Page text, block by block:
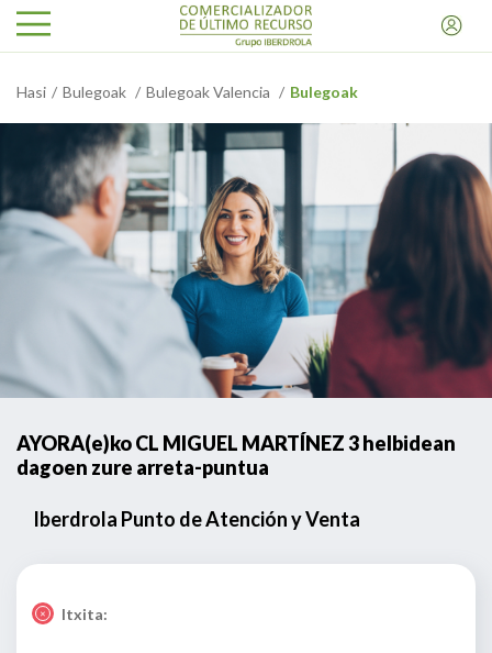
Hasi Bulegoak Bulegoak Valencia Bulegoak
AYORA(e)ko CL MIGUEL MARTÍNEZ 3 helbidean
dagoen zure arreta-puntua
Iberdrola Punto de Atención y Venta
Itxita: